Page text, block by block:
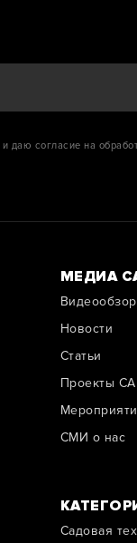
и даю согласие на
МЕДИА
Новости
Cтатьи
Проекты
СМИ о нас
Садовая